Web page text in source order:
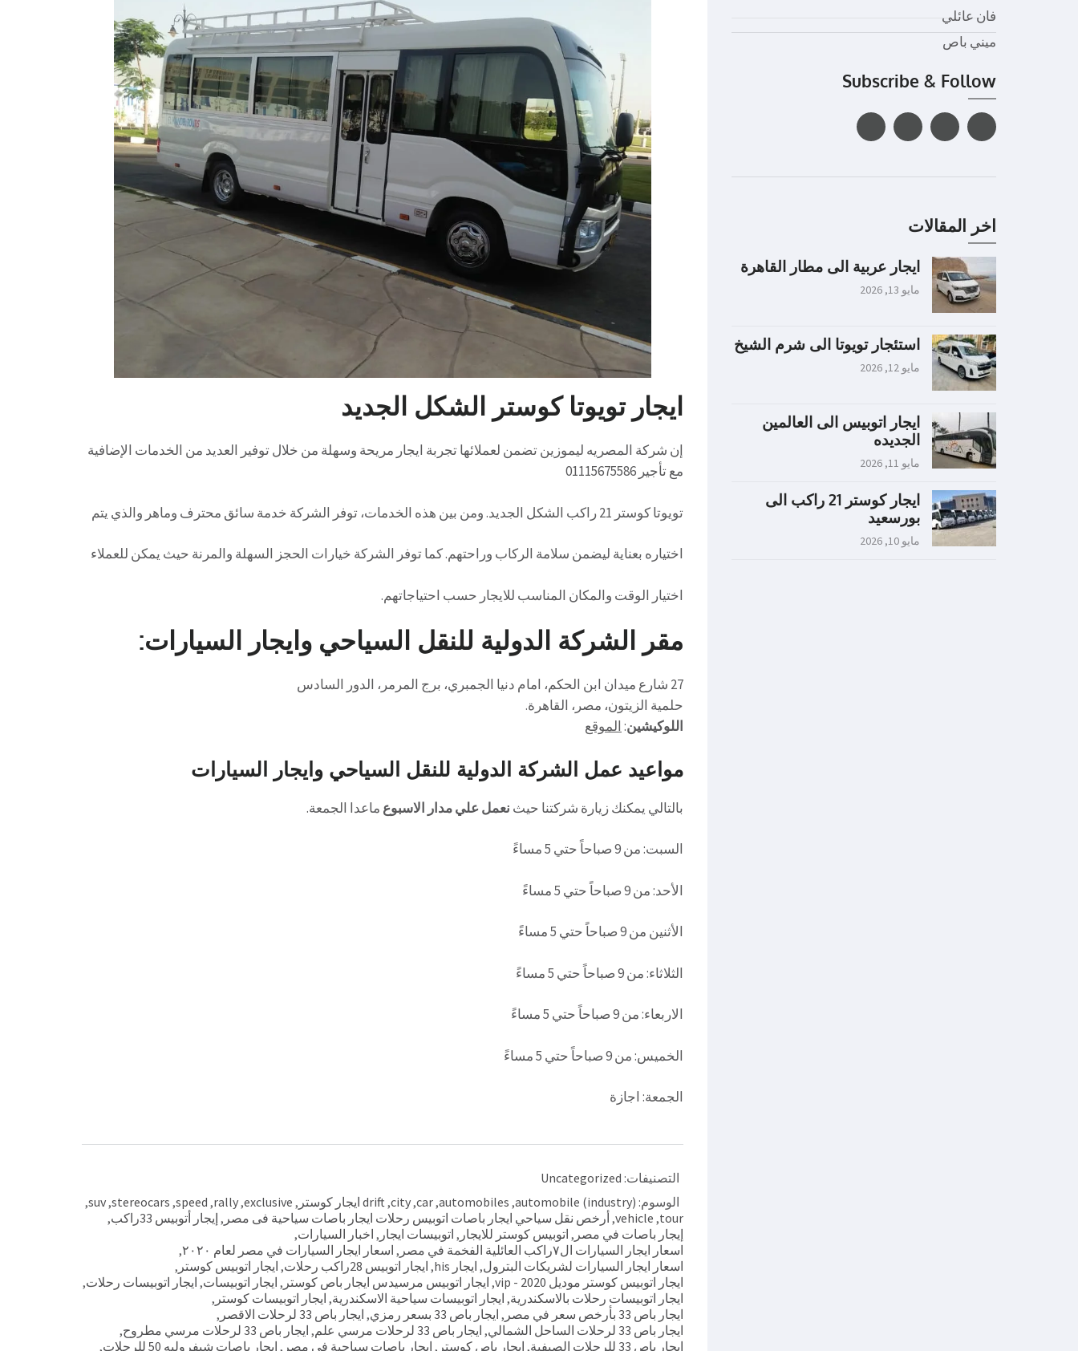
ايجار تويوتا كوستر الشكل الجديد
إن شركة المصريه ليموزين تضمن لعملائها تجربة ايجار مريحة وسهلة من خلال توفير العديد من الخدمات الإضافية
مع تأجير 01115675586
تويوتا كوستر 21 راكب الشكل الجديد. ومن بين هذه الخدمات، توفر الشركة خدمة سائق محترف وماهر والذي يتم
اختياره بعناية ليضمن سلامة الركاب وراحتهم. كما توفر الشركة خيارات الحجز السهلة والمرنة حيث يمكن للعملاء
اختيار الوقت والمكان المناسب للايجار حسب احتياجاتهم.
مقر الشركة الدولية للنقل السياحي وايجار السيارات:
27 شارع ميدان ابن الحكم، امام دنيا الجمبري، برج المرمر، الدور السادس
حلمية الزيتون، مصر، القاهرة.
اللوكيشين: الموقع
مواعيد عمل الشركة الدولية للنقل السياحي وايجار السيارات
بالتالي يمكنك زيارة شركتنا حيث نعمل علي مدار الاسبوع ماعدا الجمعة.
السبت: من 9 صباحاً حتي 5 مساءً
الأحد: من 9 صباحاً حتي 5 مساءً
الأثنين من 9 صباحاً حتي 5 مساءً
الثلاثاء: من 9 صباحاً حتي 5 مساءً
الاربعاء: من 9 صباحاً حتي 5 مساءً
الخميس: من 9 صباحاً حتي 5 مساءً
الجمعة: اجازة
التصنيفات: Uncategorized
الوسوم: automobile (industry)
,
automobiles
,
car
,
city
, drift ايجار كوستر ,
exclusive
,
rally
,
speed
,
stereocars
,
suv
,
tour
,
vehicle
,أرخص نقل سياحي ايجار باصات اتوبيس رحلات ايجار باصات سياحية فى مصر , إيجار أتوبيس 33راكب
,
إيجار باصات في مصر , اتوبيس كوستر للايجار , اتوبيسات ايجار , اخبار السيارات,
اسعار ايجار السيارات ال٧راكب العائلية الفخمة في مصر
, اسعار ايجار السيارات في مصر لعام ٢٠٢٠
,
اسعار ايجار السيارات لشريكات البترول, ايجار his , ايجار اتوبيس 28راكب رحلات , ايجار اتوبيس كوستر ,
ايجار اتوبيس كوستر موديل 2020 - vip
, ايجار اتوبيس مرسيدس ايجار باص كوستر , ايجار اتوبيسات, ايجار اتوبيسات رحلات,
ايجار اتوبيسات رحلات بالاسكندرية, ايجار اتوبيسات سياحية الاسكندرية, ايجار اتوبيسات كوستر ,
ايجار باص 33 بأرخص سعر في مصر
, ايجار باص 33 بسعر رمزي , ايجار باص 33 لرحلات الاقصر
,
ايجار باص 33 لرحلات الساحل الشمالي
, ايجار باص 33 لرحلات مرسي علم , ايجار باص 33 لرحلات مرسي مطروح
,
ايجار باص 33 للرحلات الصيفية
, ايجار باص كوستر , ايجار باصات سياحية فى مصر , ايجار باصات شيفروليه 50 للرحلات ,
فان عائلي
ميني باص
Subscribe & Follow
اخر المقالات
ايجار عربية الى مطار القاهرة
مايو 13, 2026
استئجار تويوتا الى شرم الشيخ
مايو 12, 2026
ايجار اتوبيس الى العالمين
الجديده
مايو 11, 2026
ايجار كوستر 21 راكب الى
بورسعيد
مايو 10, 2026